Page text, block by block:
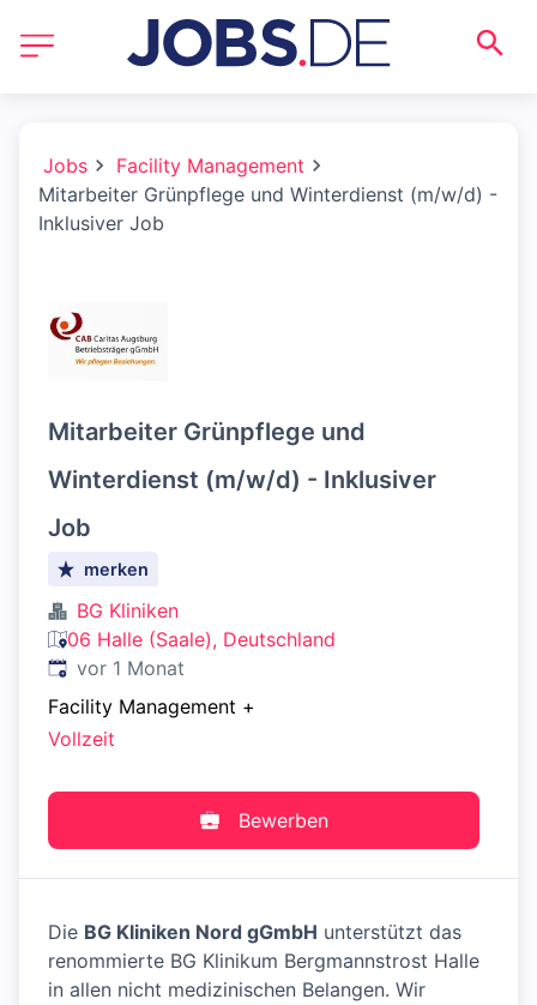
Jobs
Facility Management
Mitarbeiter Grünpflege und Winterdienst (m/w/d) -
Inklusiver Job
Mitarbeiter Grünpflege und
Winterdienst (m/w/d) - Inklusiver
Job
merken
BG Kliniken
06 Halle (Saale), Deutschland
Veröffentlicht:
vor 1 Monat
Facility Management +
Vollzeit
Bewerben
Die BG Kliniken Nord gGmbH unterstützt das
renommierte BG Klinikum Bergmannstrost Halle
in allen nicht medizinischen Belangen. Wir